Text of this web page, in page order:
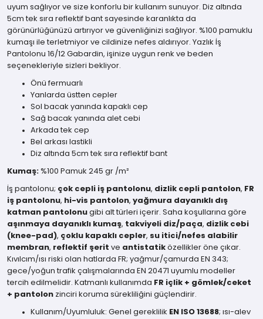
uyum sağlıyor ve size konforlu bir kullanım sunuyor. Diz altında
5cm tek sıra reflektif bant sayesinde karanlıkta da
görünürlüğünüzü artırıyor ve güvenliğinizi sağlıyor. %100 pamuklu
kumaşı ile terletmiyor ve cildinize nefes aldırıyor. Yazlık İş
Pantolonu 16/12 Gabardin, işinize uygun renk ve beden
seçenekleriyle sizleri bekliyor.
Önü fermuarlı
Yanlarda üstten cepler
Sol bacak yanında kapaklı cep
Sağ bacak yanında alet cebi
Arkada tek cep
Bel arkası lastikli
Diz altında 5cm tek sıra reflektif bant
Kumaş: %100 Pamuk 245 gr /m²
İş pantolonu; çok cepli iş pantolonu, dizlik cepli pantolon, FR
iş pantolonu, hi-vis pantolon, yağmura dayanıklı dış
katman pantolonu gibi alt türleri içerir. Saha koşullarına göre
aşınmaya dayanıklı kumaş, takviyeli diz/paça, dizlik cebi
(knee-pad), çoklu kapaklı cepler, su itici/nefes alabilir
membran, reflektif şerit ve antistatik özellikler öne çıkar.
Kıvılcım/ısı riski olan hatlarda FR; yağmur/çamurda EN 343;
gece/yoğun trafik çalışmalarında EN 20471 uyumlu modeller
tercih edilmelidir. Katmanlı kullanımda FR içlik + gömlek/ceket
+ pantolon zinciri koruma sürekliliğini güçlendirir.
Kullanım/Uyumluluk: Genel gereklilik EN ISO 13688; ısı-alev